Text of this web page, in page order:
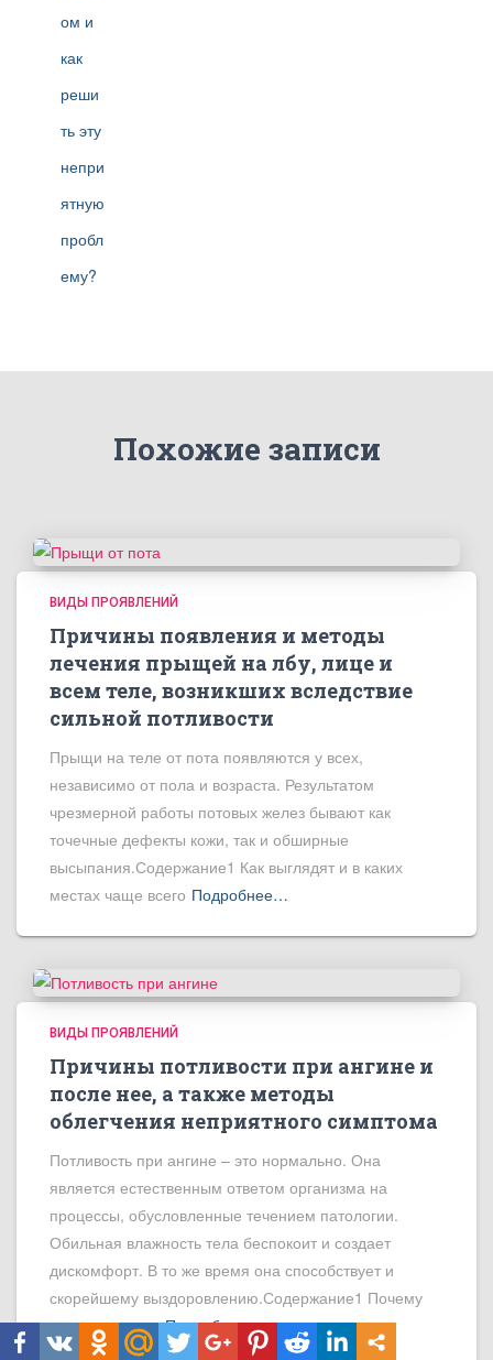
Похожие записи
ВИДЫ ПРОЯВЛЕНИЙ
Причины появления и методы
лечения прыщей на лбу, лице и
всем теле, возникших вследствие
сильной потливости
Прыщи на теле от пота появляются у всех,
независимо от пола и возраста. Результатом
чрезмерной работы потовых желез бывают как
точечные дефекты кожи, так и обширные
высыпания.Содержание1 Как выглядят и в каких
местах чаще всего Подробнее…
ВИДЫ ПРОЯВЛЕНИЙ
Причины потливости при ангине и
после нее, а также методы
облегчения неприятного симптома
Потливость при ангине – это нормально. Она
является естественным ответом организма на
процессы, обусловленные течением патологии.
Обильная влажность тела беспокоит и создает
дискомфорт. В то же время она способствует и
скорейшему выздоровлению.Содержание1 Почему
человек потеет Подробнее…